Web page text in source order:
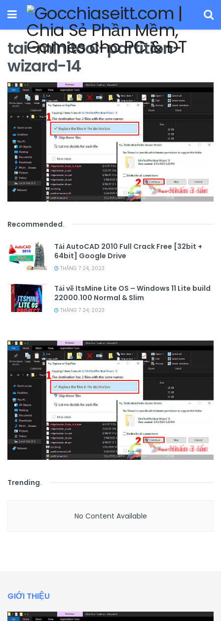
tai-minitool-partition-
wizard-14
Recommended.
Tải AutoCAD 2010 Full Crack Free [32bit +
64bit] Google Drive
THÁNG 7 24, 2023
Tải về ItsMine Lite OS – Windows 11 Lite build
22000.100 Normal & Slim
THÁNG 7 24, 2023
Trending.
No Content Available
GIỚI THIỆU